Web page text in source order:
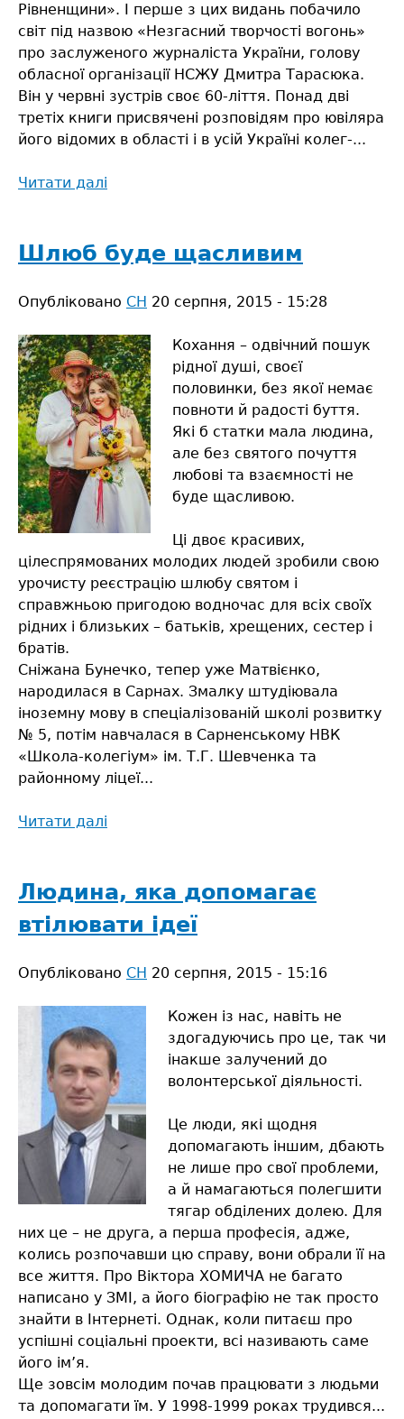
Рівненщини». І перше з цих видань побачило
світ під назвою «Незгасний творчості вогонь»
про заслуженого журналіста України, голову
обласної організації НСЖУ Дмитра Тарасюка.
Він у червні зустрів своє 60-ліття. Понад дві
третіх книги присвячені розповідям про ювіляра
його відомих в області і в усій Україні колег-...
Читати далі
журналістики
Полісся
Шлюб буде щасливим
Опубліковано СН 20 серпня, 2015 - 15:28
Кохання – одвічний пошук
рідної душі, своєї
половинки, без якої немає
повноти й радості буття.
Які б статки мала людина,
але без святого почуття
любові та взаємності не
буде щасливою.
Ці двоє красивих,
цілеспрямованих молодих людей зробили свою
урочисту реєстрацію шлюбу святом і
справжньою пригодою водночас для всіх своїх
рідних і близьких – батьків, хрещених, сестер і
братів.
Сніжана Бунечко, тепер уже Матвієнко,
народилася в Сарнах. Змалку штудіювала
іноземну мову в спеціалізованій школі розвитку
№ 5, потім навчалася в Сарненському НВК
«Школа-колегіум» ім. Т.Г. Шевченка та
районному ліцеї...
Читати далі
щасливим
Людина, яка допомагає
втілювати ідеї
Опубліковано СН 20 серпня, 2015 - 15:16
Кожен із нас, навіть не
здогадуючись про це, так чи
інакше залучений до
волонтерської діяльності.
Це люди, які щодня
допомагають іншим, дбають
не лише про свої проблеми,
а й намагаються полегшити
тягар обділених долею. Для
них це – не друга, а перша професія, адже,
колись розпочавши цю справу, вони обрали її на
все життя. Про Віктора ХОМИЧА не багато
написано у ЗМІ, а його біографію не так просто
знайти в Інтернеті. Однак, коли питаєш про
успішні соціальні проекти, всі називають саме
його ім’я.
Ще зовсім молодим почав працювати з людьми
та допомагати їм. У 1998-1999 роках трудився...